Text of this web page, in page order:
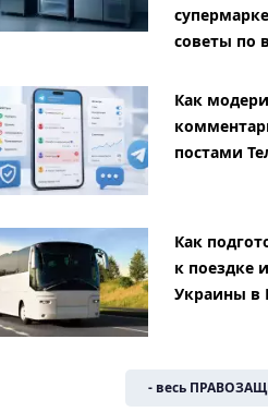
советы по
Как
постами
Как
к поездке
Украины в
- весь